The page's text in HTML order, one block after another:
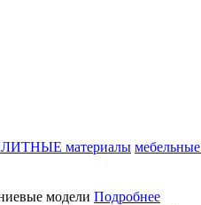
материалы мебельные
модели Подробнее